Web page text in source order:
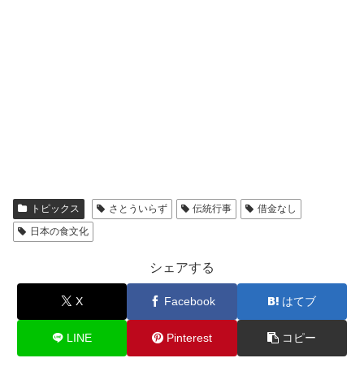
トピックス さとういらず 伝統行事
借金なし
日本の食文化
シェアする
X Facebook はてブ
LINE Pinterest コピー